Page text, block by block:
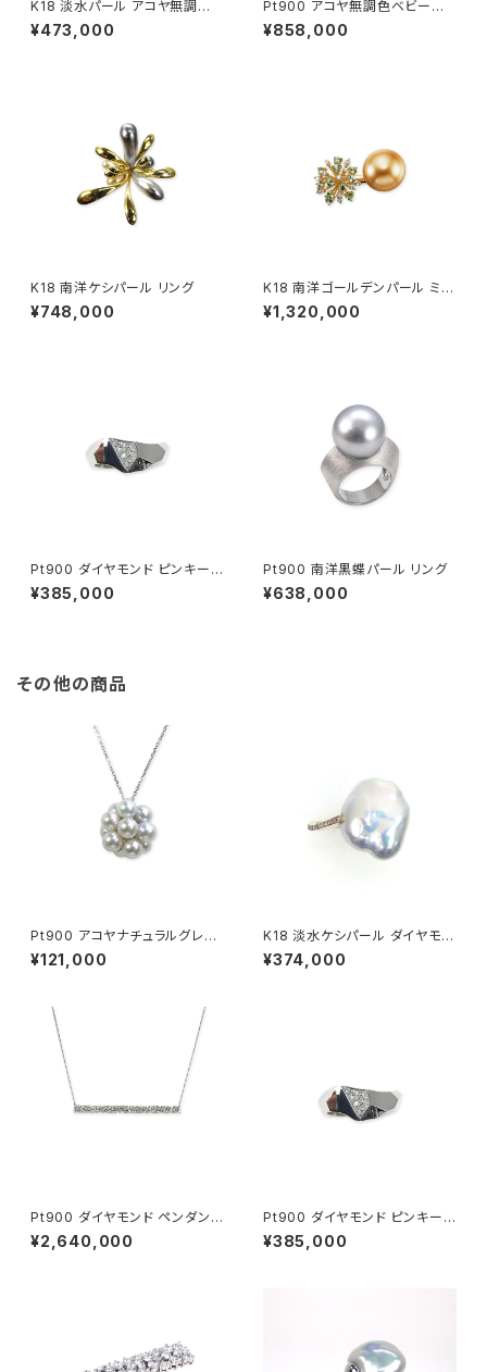
K18 淡水パール アコヤ無調色
ベビーパール リング
¥473,000
Pt900 アコヤ無調色ベビーパ
ール ダイヤモンド リング
¥858,000
K18 南洋ケシパール リング
¥748,000
K18 南洋ゴールデンパール ミン
トガーネット ダイヤモンド リン
グ
¥1,320,000
Pt900 ダイヤモンド ピンキーリ
ング
¥385,000
Pt900 南洋黒蝶パール リング
¥638,000
その他の商品
Pt900 アコヤナチュラルグレー
パール ペンダントトップ
¥121,000
K18 淡水ケシパール ダイヤモン
ド リング
¥374,000
Pt900 ダイヤモンド ペンダント
ネックレス
¥2,640,000
Pt900 ダイヤモンド ピンキーリ
ング
¥385,000